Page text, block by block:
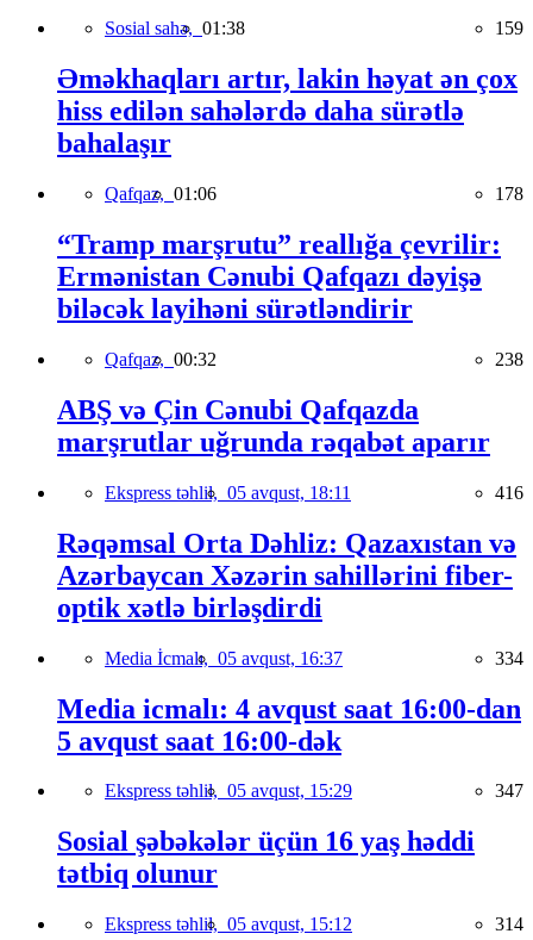
Sosial sahə, 01:38 159
Əməkhaqları artır, lakin həyat ən çox
hiss edilən sahələrdə daha sürətlə
bahalaşır
Qafqaz, 01:06 178
“Tramp marşrutu” reallığa çevrilir:
Ermənistan Cənubi Qafqazı dəyişə
biləcək layihəni sürətləndirir
Qafqaz, 00:32 238
ABŞ və Çin Cənubi Qafqazda
marşrutlar uğrunda rəqabət aparır
Ekspress təhlil, 05 avqust, 18:11 416
Rəqəmsal Orta Dəhliz: Qazaxıstan və
Azərbaycan Xəzərin sahillərini fiber-
optik xətlə birləşdirdi
Media İcmalı, 05 avqust, 16:37 334
Media icmalı: 4 avqust saat 16:00-dan
5 avqust saat 16:00-dək
Ekspress təhlil, 05 avqust, 15:29 347
Sosial şəbəkələr üçün 16 yaş həddi
tətbiq olunur
Ekspress təhlil, 05 avqust, 15:12 314